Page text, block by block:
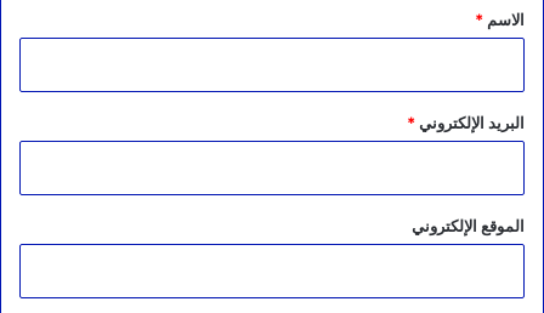
*
الاسم *
البريد الإلكتروني*
الموقع الإلكتروني